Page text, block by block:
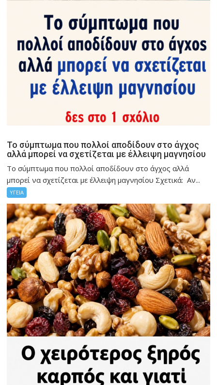
Το σύμπτωμα που πολλοί αποδίδουν στο άγχος
αλλά μπορεί να σχετίζεται με έλλειψη μαγνησίου
Το σύμπτωμα που πολλοί αποδίδουν στο άγχος αλλά
μπορεί να σχετίζεται με έλλειψη μαγνησίου Σχετικά: Αν...
ΥΓΕΙΑ